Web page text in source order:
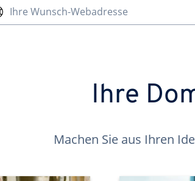
Ihre Wunsch-Webadresse
Ihre
Machen Sie aus Ihren